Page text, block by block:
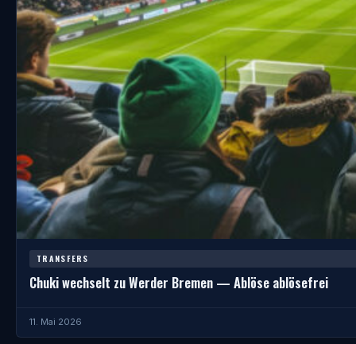
TRANSFERS
Chuki wechselt zu Werder Bremen — Ablöse ablösefrei
11. Mai 2026